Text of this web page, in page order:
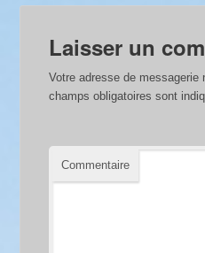
Laisser un
Votre adresse de messagerie
champs obligatoires sont
Commentaire